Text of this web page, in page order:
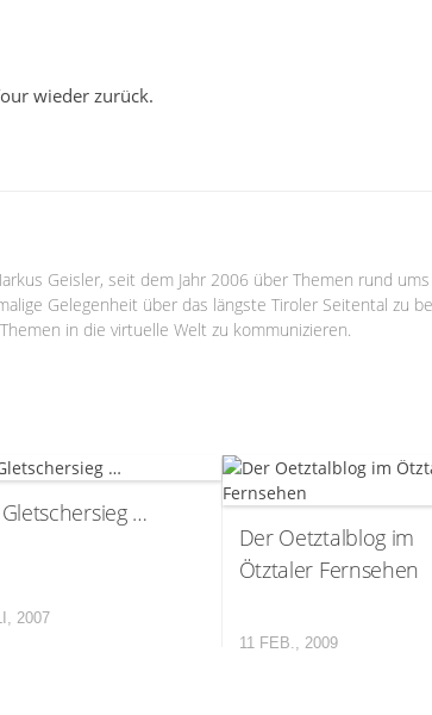
wieder zurück.
Geisler, seit dem Jahr 2006 über Themen rund
Gelegenheit über das längste Tiroler Seitental zu
in die virtuelle Welt zu kommunizieren.
…
2007
Der Oetztalblog im
Ötztaler Fernsehen
11 FEB., 2009